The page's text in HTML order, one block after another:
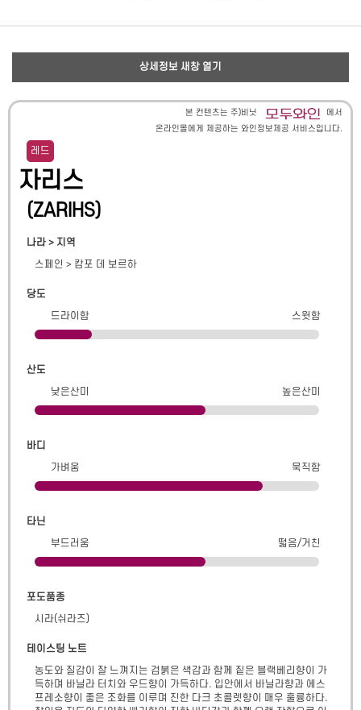
상세정보 새창 열기
본 컨텐츠는 주)비닛
에서
온라인몰에게 제공하는 와인정보제공 서비스입니다.
레드
자리스
(ZARIHS)
나라 > 지역
스페인 > 캄포 데 보르하
당도
드라이함
스윗함
산도
낮은산미
높은산미
바디
가벼움
묵직함
타닌
부드러움
떫음/거친
포도품종
시라(쉬라즈)
테이스팅 노트
농도와 질감이 잘 느껴지는 검붉은 색감과 함께 짙은 블랙베리향이 가
득하며 바닐라 터치와 우드향이 가득하다. 입안에서 바닐라향과 에스
프레소향이 좋은 조화를 이루며 진한 다크 초콜렛향이 매우 훌륭하다.